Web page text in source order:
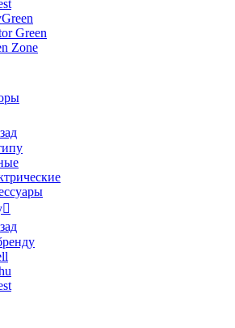
Green
Zone